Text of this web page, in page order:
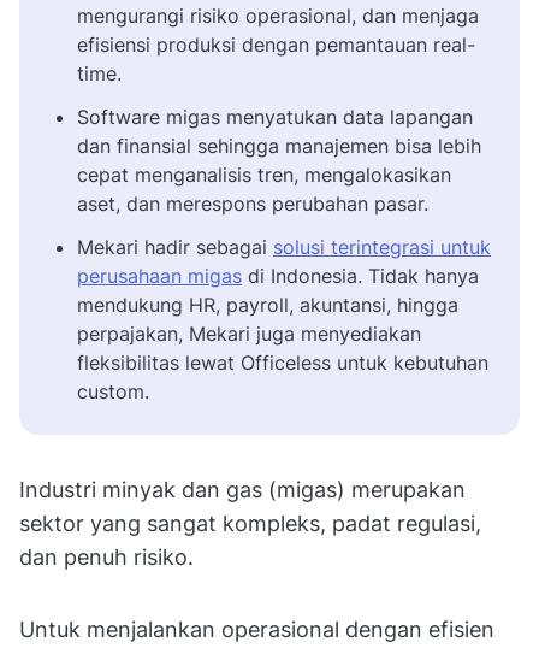
mengurangi risiko operasional, dan menjaga
efisiensi produksi dengan pemantauan real-
time.
Software migas menyatukan data lapangan
dan finansial sehingga manajemen bisa lebih
cepat menganalisis tren, mengalokasikan
aset, dan merespons perubahan pasar.
Mekari hadir sebagai solusi terintegrasi untuk
perusahaan migas di Indonesia. Tidak hanya
mendukung HR, payroll, akuntansi, hingga
perpajakan, Mekari juga menyediakan
fleksibilitas lewat Officeless untuk kebutuhan
custom.
Industri minyak dan gas (migas) merupakan
sektor yang sangat kompleks, padat regulasi,
dan penuh risiko.
Untuk menjalankan operasional dengan efisien